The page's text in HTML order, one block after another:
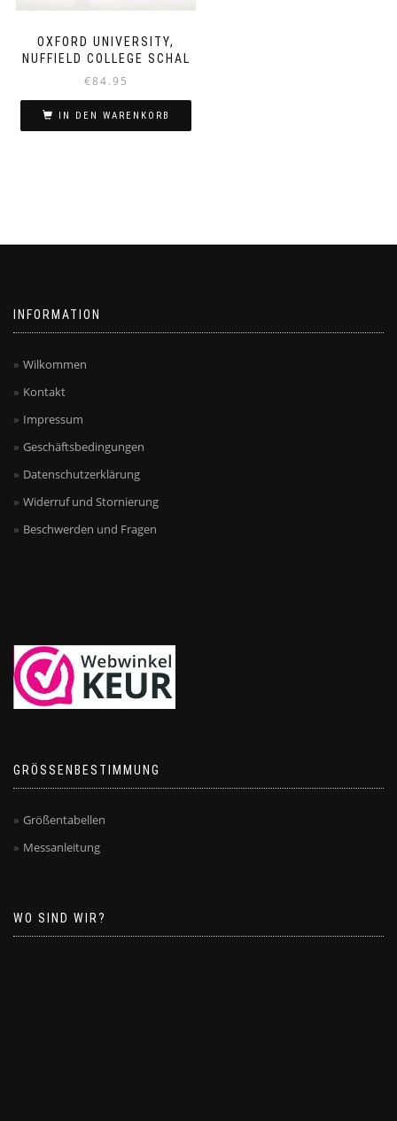
OXFORD UNIVERSITY,
NUFFIELD COLLEGE SCHAL
€84.95
IN DEN WARENKORB
INFORMATION
Wilkommen
Kontakt
Impressum
Geschäftsbedingungen
Datenschutzerklärung
Widerruf und Stornierung
Beschwerden und Fragen
GRÖSSENBESTIMMUNG
Größentabellen
Messanleitung
WO SIND WIR?